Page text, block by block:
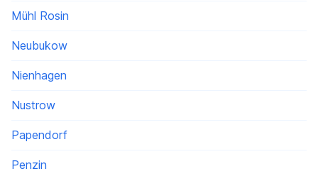
Mühl Rosin
Neubukow
Nienhagen
Nustrow
Papendorf
Penzin